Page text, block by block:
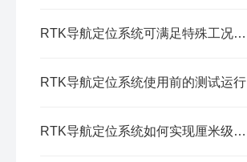
RTK导航定位系统可满足特殊工况要求
RTK导航定位系统使用前的测试运行
RTK导航定位系统如何实现厘米级定位？